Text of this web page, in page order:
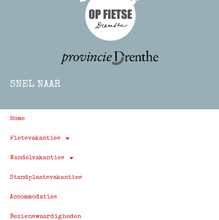
SNEL NAAR
Home
Fietsvakanties
Wandelvakanties
Standplaatsvakanties
Accommodaties
Bezienswaardigheden